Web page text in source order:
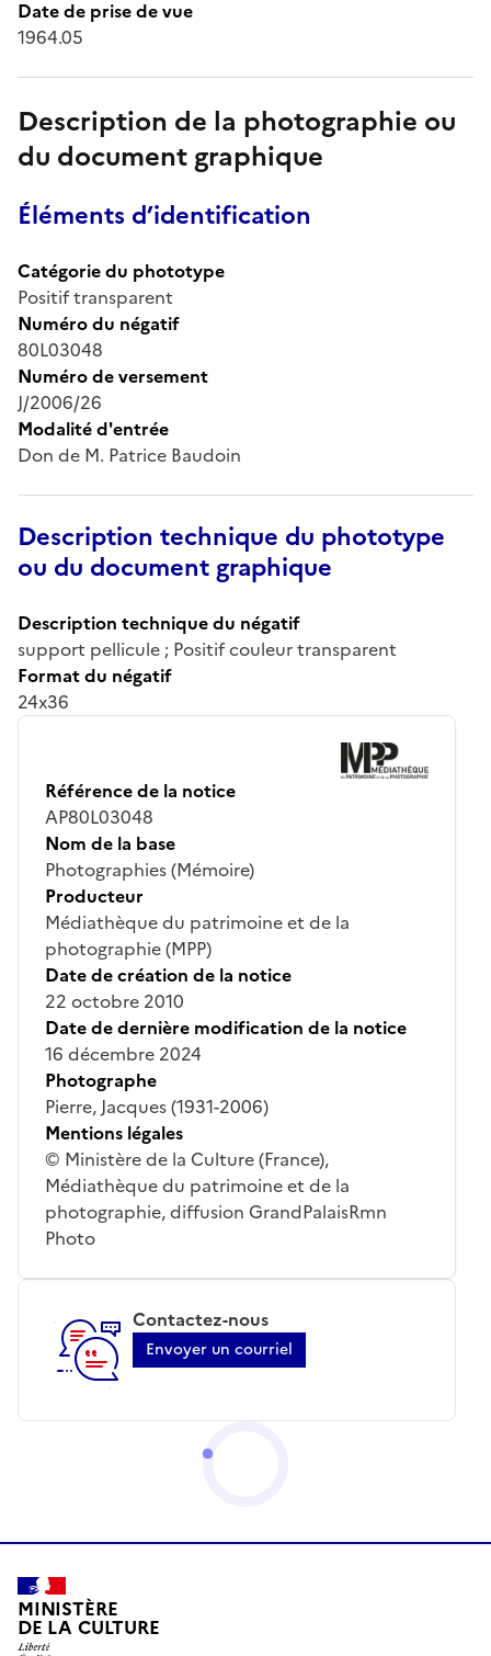
Date de prise de vue
1964.05
Description de la photographie ou
du document graphique
Éléments d’identification
Catégorie du phototype
Positif transparent
Numéro du négatif
80L03048
Numéro de versement
J/2006/26
Modalité d'entrée
Don de M. Patrice Baudoin
Description technique du phototype
ou du document graphique
Description technique du négatif
support pellicule ; Positif couleur transparent
Format du négatif
24x36
Référence de la notice
AP80L03048
Nom de la base
Photographies (Mémoire)
Producteur
Médiathèque du patrimoine et de la
photographie (MPP)
Date de création de la notice
22 octobre 2010
Date de dernière modification de la notice
16 décembre 2024
Photographe
Pierre, Jacques (1931-2006)
Mentions légales
© Ministère de la Culture (France),
Médiathèque du patrimoine et de la
photographie, diffusion GrandPalaisRmn
Photo
Contactez-nous
Envoyer un courriel
MINISTÈRE
DE LA CULTURE